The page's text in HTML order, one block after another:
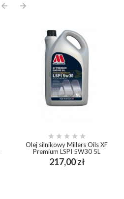
arrow_back arrow_forward
    
Olej silnikowy Millers Oils XF
Premium LSPI 5W30 5L
217,00 złCena